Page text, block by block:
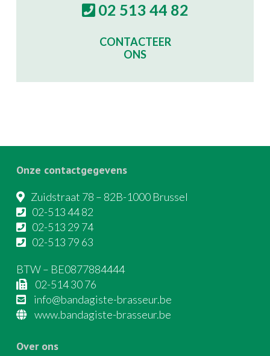
02 513 44 82
CONTACTEER
ONS
Onze contactgegevens
Zuidstraat 78 – 82B-1000 Brussel
02-513 44 82
02-513 29 74
02-513 79 63
BTW – BE0877884444
02-514 30 76
info@bandagiste-brasseur.be
www.bandagiste-brasseur.be
Over ons